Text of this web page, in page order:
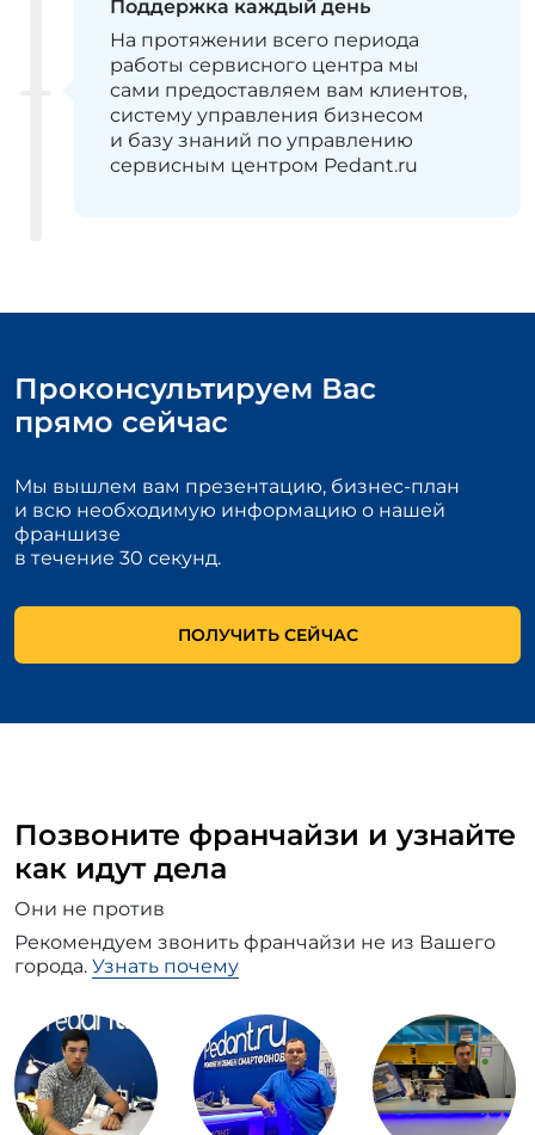
Поддержка каждый день
На протяжении всего периода
работы сервисного центра мы
сами предоставляем вам клиентов,
систему управления бизнесом
и базу знаний по управлению
сервисным центром Pedant.ru
Проконсультируем Вас
прямо сейчас
Мы вышлем вам презентацию, бизнес-план
и всю необходимую информацию о нашей
франшизе
в течение 30 секунд.
ПОЛУЧИТЬ СЕЙЧАС
Позвоните франчайзи и узнайте
как идут дела
Они не против
Рекомендуем звонить франчайзи не из Вашего
города. Узнать почему